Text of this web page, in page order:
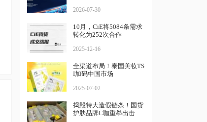
2026-07-30
10月，CiE将5084条需求
转化为252次合作
2025-12-16
全渠道布局！泰国美妆TS
I加码中国市场
2025-07-02
捣毁特大造假链条！国货
护肤品牌C咖重拳出击